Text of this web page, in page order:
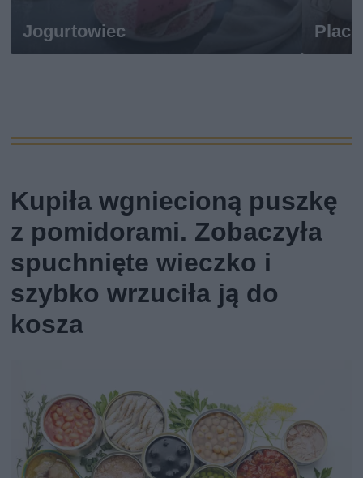
Jogurtowiec
Kupiła wgniecioną puszkę
z pomidorami. Zobaczyła
spuchnięte wieczko i
szybko wrzuciła ją do
kosza